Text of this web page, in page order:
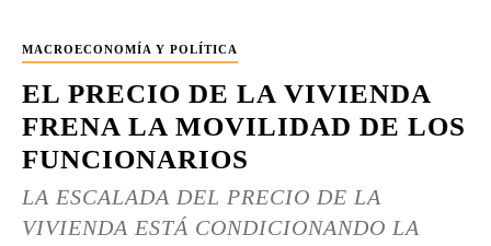
MACROECONOMÍA Y POLÍTICA
EL PRECIO DE LA VIVIENDA
FRENA LA MOVILIDAD DE LOS
FUNCIONARIOS
LA ESCALADA DEL PRECIO DE LA
VIVIENDA ESTÁ CONDICIONANDO LA